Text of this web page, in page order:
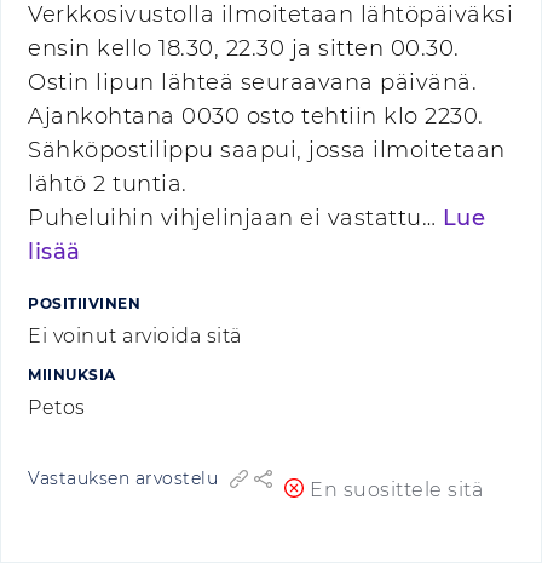
Verkkosivustolla ilmoitetaan lähtöpäiväksi
ensin kello 18.30, 22.30 ja sitten 00.30.
Ostin lipun lähteä seuraavana päivänä.
Ajankohtana 0030 osto tehtiin klo 2230.
Sähköpostilippu saapui, jossa ilmoitetaan
lähtö 2 tuntia.
Puheluihin vihjelinjaan ei vastattu… Lue
lisää
POSITIIVINEN
Ei voinut arvioida sitä
MIINUKSIA
Petos
Vastauksen arvostelu
En suosittele sitä